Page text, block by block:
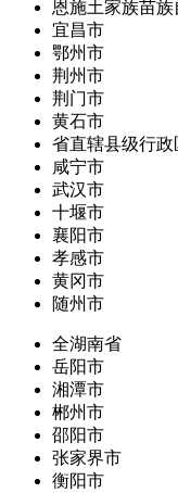
恩施土家族苗族
宜昌市
鄂州市
荆州市
荆门市
黄石市
省直辖县级行政
咸宁市
武汉市
十堰市
襄阳市
孝感市
黄冈市
随州市
全湖南省
岳阳市
湘潭市
郴州市
邵阳市
张家界市
衡阳市